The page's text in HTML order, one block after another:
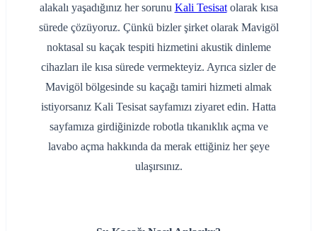
alakalı yaşadığınız her sorunu Kali Tesisatolarak kısa
sürede çözüyoruz. Çünkü bizler şirket olarak Mavigöl
noktasal su kaçak tespiti hizmetini akustik dinleme
cihazları ile kısa sürede vermekteyiz. Ayrıca sizler de
Mavigöl bölgesinde su kaçağı tamiri hizmeti almak
istiyorsanız Kali Tesisat sayfamızı ziyaret edin. Hatta
sayfamıza girdiğinizde robotla tıkanıklık açma ve
lavabo açma hakkında da merak ettiğiniz her şeye
ulaşırsınız.